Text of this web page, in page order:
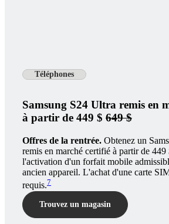
Téléphones
Samsung S24 Ultra remis en
à partir de 449 $ 649 $
Offres de la rentrée. Obtenez un
remis en marché certifié à partir de 449
l'activation d'un forfait mobile
ancien appareil. L'achat d'une carte
requis.7
Trouvez un magasin